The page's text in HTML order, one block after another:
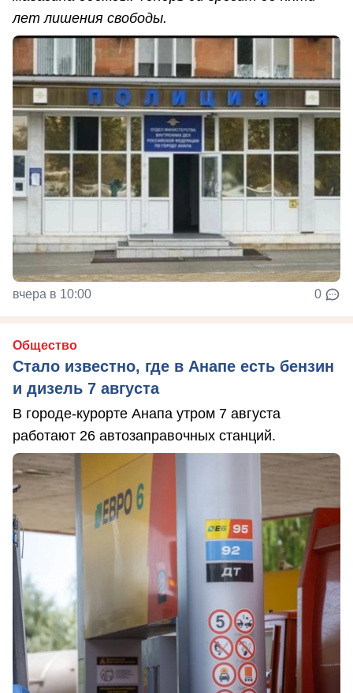
лет лишения свободы.
вчера в 10:00 0
Общество
Стало известно, где в Анапе есть бензин
и дизель 7 августа
В городе-курорте Анапа утром 7 августа
работают 26 автозаправочных станций.